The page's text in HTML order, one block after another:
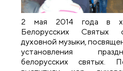
2 мая 2014 года в
Белорусских Святых
духовной музыки,
установления
белорусских святых.